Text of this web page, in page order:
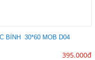
BÌNH 30*60 MOB D04
395.000đ